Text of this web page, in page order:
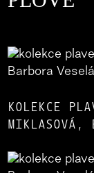
KOLEKCE
MIKLASOVÁ,